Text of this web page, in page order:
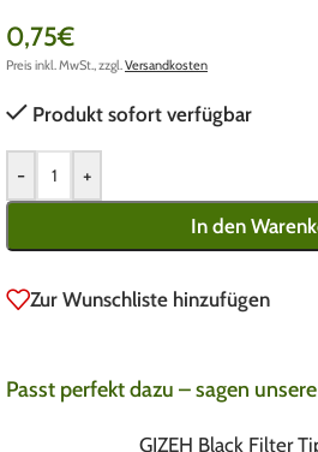
0,75€
Preis inkl. MwSt., zzgl.Versandkosten
Produkt sofort verfügbar
- +
In den
Zur Wunschliste hinzufügen
Passt perfekt dazu – sagen
GIZEH Black Filter